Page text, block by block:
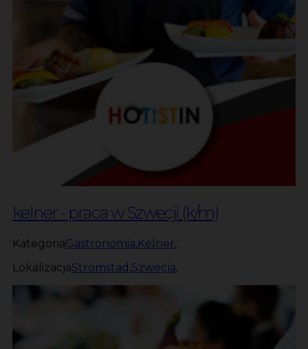
kelner - praca w Szwecji (k/m)
KategoriaGastronomia,Kelner,
LokalizacjaStrömstad ,Szwecja,